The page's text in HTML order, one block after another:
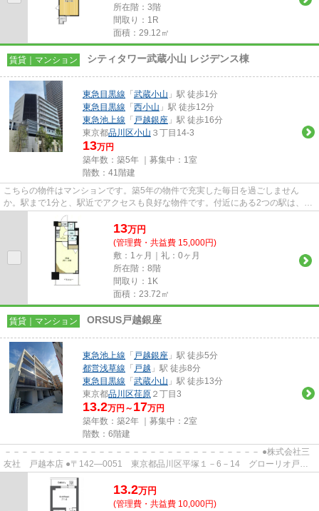
所在階：3階
間取り：1R
面積：29.12㎡
賃貸｜マンション シティタワー武蔵小山 レジデンス棟
東急目黒線 「 武蔵小山 」駅 徒歩1分
東急目黒線 「 西小山 」駅 徒歩12分
東急池上線 「 戸越銀座 」駅 徒歩16分
東京都品川区小山 ３丁目14-3
13万円
築年数：築5年 ｜募集中： 1室
階数：41階建
こちらの物件はマンションです。築5年の物件で充実した毎日を過ごしません
か。駅まで1分と、駅近でアクセスも良好な物件です。付近にある2つの駅は、用
途や行き先に応じて使い分けるこ...
13万円
(管理費・共益費 15,000円)
敷：1ヶ月｜礼：0ヶ月
所在階：8階
間取り：1K
面積：23.72㎡
賃貸｜マンション ORSUS戸越銀座
東急池上線 「 戸越銀座 」駅 徒歩5分
都営浅草線 「 戸越 」駅 徒歩8分
東急目黒線 「 武蔵小山 」駅 徒歩13分
東京都品川区荏原 ２丁目3
13.2万円～ 17万円
築年数：築2年 ｜募集中： 2室
階数：6階建
－－－－－－－－－－－－－－－－－－－－－－－－－－－－－－ ●株式会社三
友社 戸越本店 ●〒142―0051 東京都品川区平塚１－6－14 グローリオ戸越
銀座1階 ●TEL：03-3783-1218...
13.2万円
(管理費・共益費 10,000円)